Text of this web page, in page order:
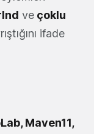
ve çoklu
ifade
,Maven11,